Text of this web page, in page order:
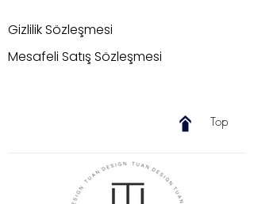
Gizlilik Sözleşmesi
Mesafeli Satış Sözleşmesi
Top